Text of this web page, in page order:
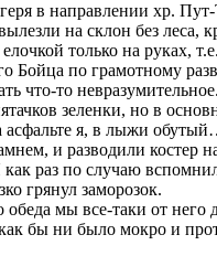
в направлении хр.
на склон без
только на руках,
по грамотному
что-то невразумительное.
зеленки, но в
асфальте я, в лыжи
и разводили
раз по случаю
грянул заморозок.
мы все-таки от
бы ни было мокро и